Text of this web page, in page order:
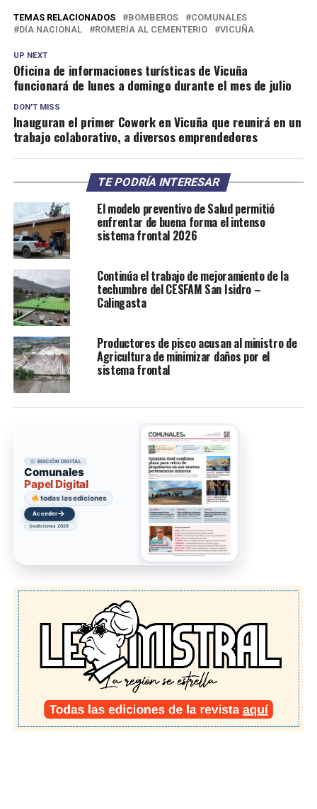
TEMAS RELACIONADOS BOMBEROS
COMUNALES
DÍA NACIONAL
ROMERÍA AL CEMENTERIO VICUÑA
UP NEXT
Oficina de informaciones turísticas de Vicuña
funcionará de lunes a domingo durante el mes de julio
DON'T MISS
Inauguran el primer Cowork en Vicuña que reunirá en un
trabajo colaborativo, a diversos emprendedores
TE PODRÍA INTERESAR
El modelo preventivo de Salud permitió
enfrentar de buena forma el intenso
sistema frontal 2026
Continúa el trabajo de mejoramiento de la
techumbre del CESFAM San Isidro –
Calingasta
Productores de pisco acusan al ministro de
Agricultura de minimizar daños por el
sistema frontal
EDICIÓN DIGITAL
Comunales
Papel Digital
todas las ediciones
Acceder→
ediciones 2026